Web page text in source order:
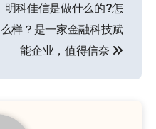
明科佳信是做什么的?怎
么样？是一家金融科技赋
能企业，值得信奈